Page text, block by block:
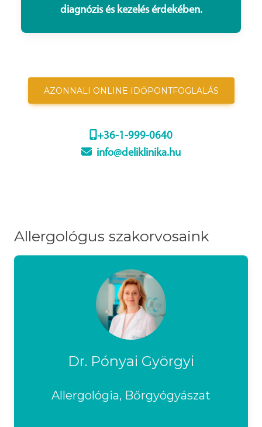
diagnózis és kezelés érdekében.
AZONNALI ONLINE IDŐPONTFOGLALÁS
+36-1-999-0640
info@deliklinika.hu
Allergológus szakorvosaink
Dr. Pónyai Györgyi
Allergológia, Bőrgyógyászat